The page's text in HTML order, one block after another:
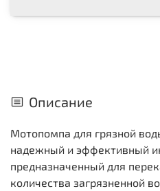
Описание
Мотопомпа для грязной
надежный и эффективный
предназначенный для
количества загрязненной